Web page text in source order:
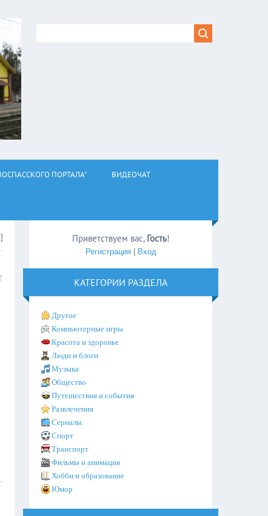
ПОРТАЛА" ВИДЕОЧАТ
] Приветствуем вас, Гость!
Регистрация| Вход
КАТЕГОРИИ РАЗДЕЛА
Другое
Компьютерные игры
Красота и здоровье
Люди и блоги
Музыка
Общество
Путешествия и события
Развлечения
Сериалы
Спорт
Транспорт
Фильмы и анимация
Хобби и образование
Юмор